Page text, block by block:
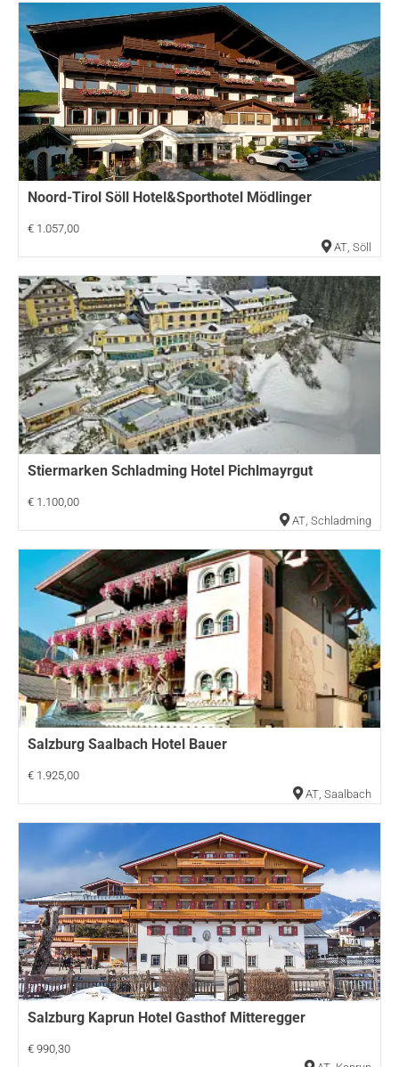
Noord-Tirol Söll Hotel&Sporthotel Mödlinger
€ 1.057,00
AT, Söll
Stiermarken Schladming Hotel Pichlmayrgut
€ 1.100,00
AT, Schladming
Salzburg Saalbach Hotel Bauer
€ 1.925,00
AT, Saalbach
Salzburg Kaprun Hotel Gasthof Mitteregger
€ 990,30